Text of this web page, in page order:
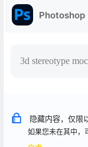
Photoshop
3d stereotype
隐藏内容，仅限
如果您未在其中，